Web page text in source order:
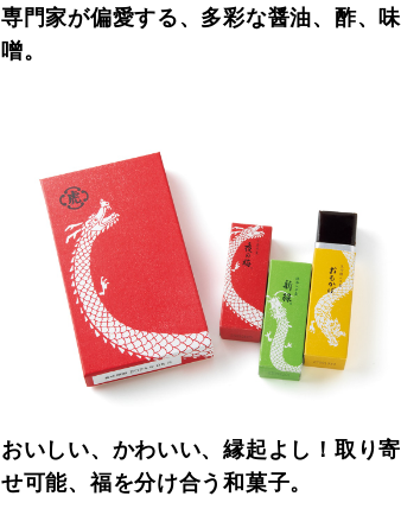
専門家が偏愛する、多彩な醤油、酢、味
噌。
おいしい、かわいい、縁起よし！取り寄
せ可能、福を分け合う和菓子。